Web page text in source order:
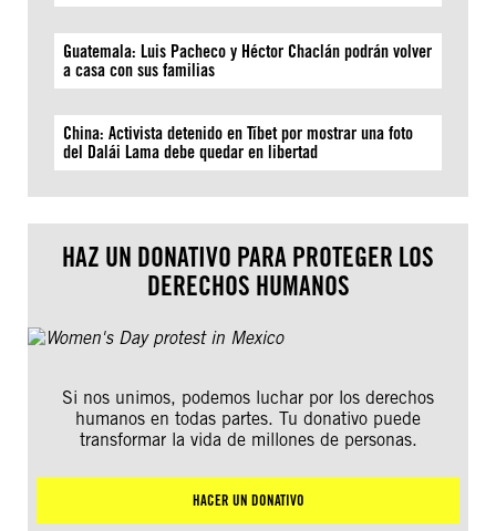
Guatemala: Luis Pacheco y Héctor Chaclán podrán volver
a casa con sus familias
China: Activista detenido en Tíbet por mostrar una foto
del Dalái Lama debe quedar en libertad
HAZ UN DONATIVO PARA PROTEGER LOS
DERECHOS HUMANOS
Si nos unimos, podemos luchar por los derechos
humanos en todas partes. Tu donativo puede
transformar la vida de millones de personas.
HACER UN DONATIVO